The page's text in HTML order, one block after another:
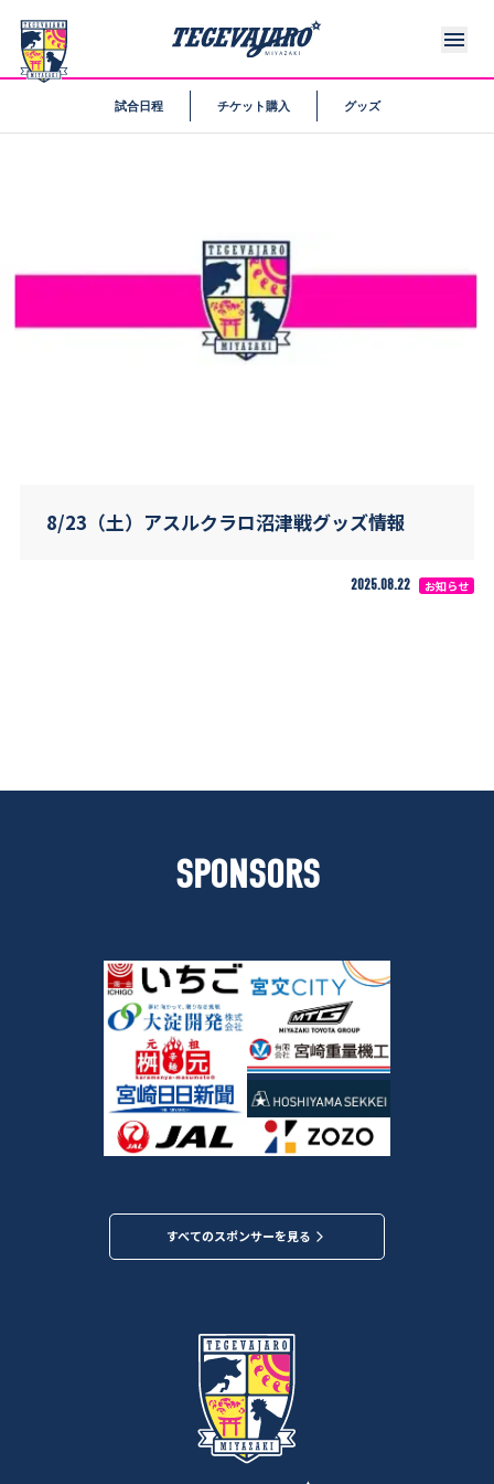
試合日程 チケット購入 グッズ
8/23（土）アスルクラロ沼津戦グッズ情報
2025.08.22 お知らせ
SPONSORS
すべてのスポンサーを見る